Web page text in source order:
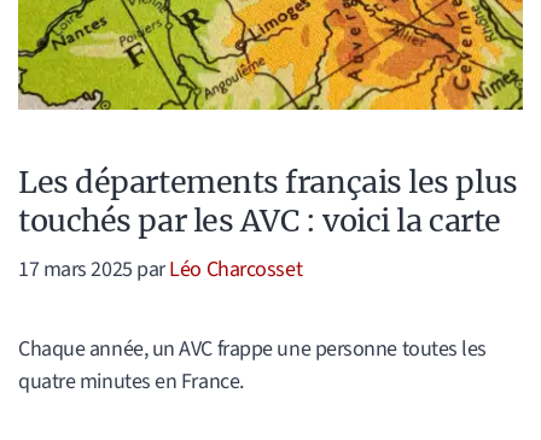
Les départements français les plus
touchés par les AVC : voici la carte
17 mars 2025 parLéo Charcosset
Chaque année, un AVC frappe une personne toutes les
quatre minutes en France.